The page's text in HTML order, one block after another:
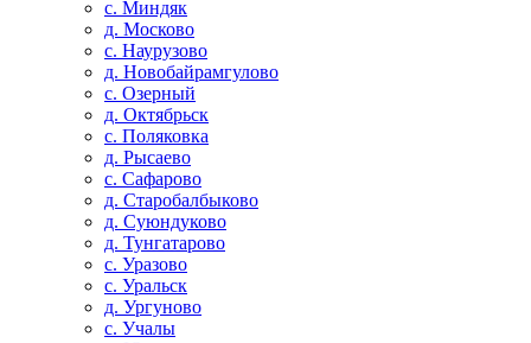
с. Миндяк
д. Москово
с. Наурузово
д. Новобайрамгулово
с. Озерный
д. Октябрьск
с. Поляковка
д. Рысаево
с. Сафарово
д. Старобалбыково
д. Суюндуково
д. Тунгатарово
с. Уразово
с. Уральск
д. Ургуново
с. Учалы